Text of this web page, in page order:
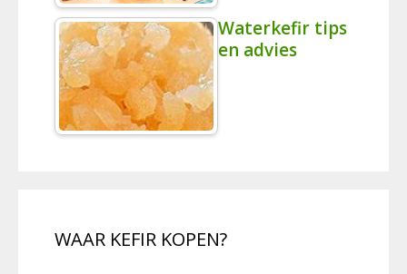
Waterkefir tips
en advies
WAAR KEFIR KOPEN?